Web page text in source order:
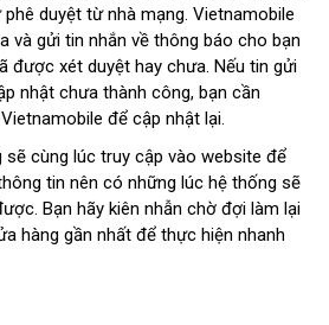
duyệt từ nhà mạng. Vietnamobile
và gửi tin nhắn về thông báo cho bạn
được xét duyệt hay chưa. Nếu tin gửi
nhật chưa thành công, bạn cần
để cập nhật lại.
sẽ cùng lúc truy cập vào website để
tin nên có những lúc hệ thống sẽ
Bạn hãy kiên nhẫn chờ đợi làm lại
hàng gần nhất để thực hiện nhanh